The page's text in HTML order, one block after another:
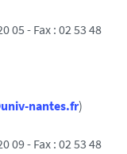
05 - Fax : 02 53 48
nantes.fr)
09 - Fax : 02 53 48